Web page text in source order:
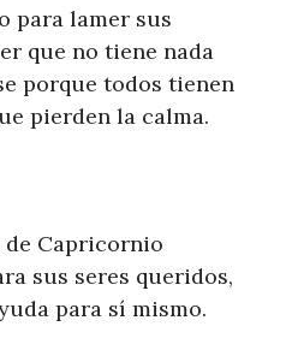
para lamer sus
que no tiene nada
porque todos tienen
pierden la calma.
de Capricornio
sus seres queridos,
para sí mismo.